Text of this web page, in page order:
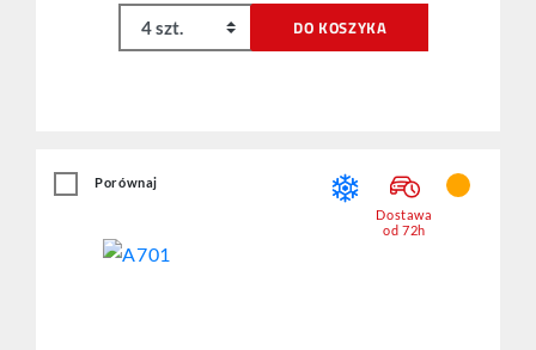
DO KOSZYKA
Porównaj
Dostawa
od 72h